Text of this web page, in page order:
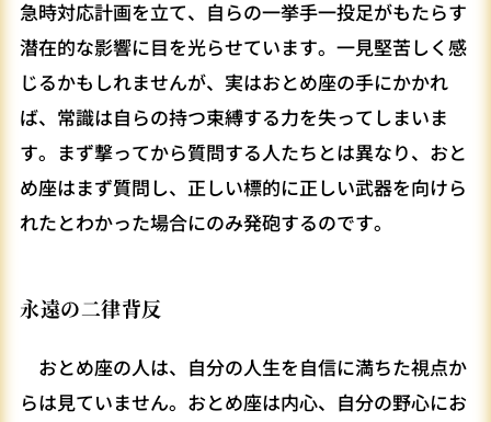
急時対応計画を立て、自らの一挙手一投足がもたらす
潜在的な影響に目を光らせています。一見堅苦しく感
じるかもしれませんが、実はおとめ座の手にかかれ
ば、常識は自らの持つ束縛する力を失ってしまいま
す。まず撃ってから質問する人たちとは異なり、おと
め座はまず質問し、正しい標的に正しい武器を向けら
れたとわかった場合にのみ発砲するのです。
永遠の二律背反
おとめ座の人は、自分の人生を自信に満ちた視点か
らは見ていません。おとめ座は内心、自分の野心にお